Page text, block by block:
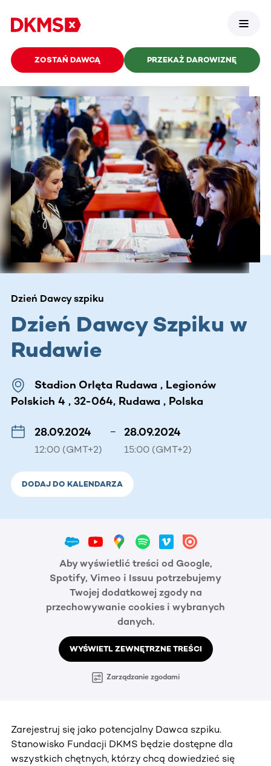
ZOSTAŃ DAWCĄ PRZEKAŻ DAROWIZNĘ
Dzień Dawcy szpiku
Dzień Dawcy Szpiku w
Rudawie
Stadion Orlęta Rudawa , Legionów
Polskich 4 , 32-064, Rudawa , Polska
28.09.2024
12:00 (GMT+2)
– 28.09.2024
15:00 (GMT+2)
DODAJ DO KALENDARZA
Aby wyświetlić treści od Google,
Spotify, Vimeo i Issuu potrzebujemy
Twojej dodatkowej zgody na
przechowywanie cookies i wybranych
danych.
WYŚWIETL ZEWNĘTRZNE TREŚCI
Zarządzanie zgodami
Zarejestruj się jako potencjalny Dawca szpiku.
Stanowisko Fundacji DKMS będzie dostępne dla
wszystkich chętnych, którzy chcą dowiedzieć się